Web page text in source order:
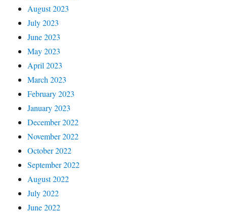
August 2023
July 2023
June 2023
May 2023
April 2023
March 2023
February 2023
January 2023
December 2022
November 2022
October 2022
September 2022
August 2022
July 2022
June 2022